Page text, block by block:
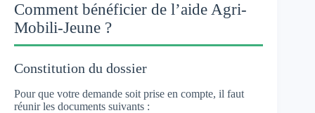
Comment bénéficier de l’aide Agri-
Mobili-Jeune ?
Constitution du dossier
Pour que votre demande soit prise en compte, il faut
réunir les documents suivants :